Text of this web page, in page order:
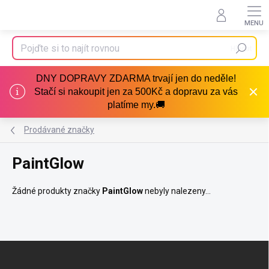
DNY DOPRAVY ZDARMA trvají jen do neděle!
Stačí si nakoupit jen za 500Kč a dopravu za vás
platíme my.🚚
Hledat
Prodávané značky
PaintGlow
Žádné produkty značky PaintGlownebyly nalezeny...